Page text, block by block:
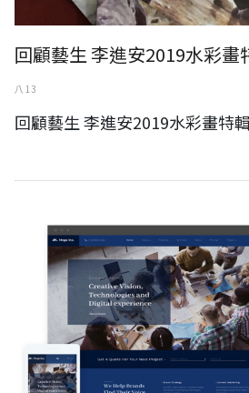
回顧藝生 李進安2019水彩畫
八 13
回顧藝生 李進安2019水彩畫特輯
企業線上詢價與博客平台